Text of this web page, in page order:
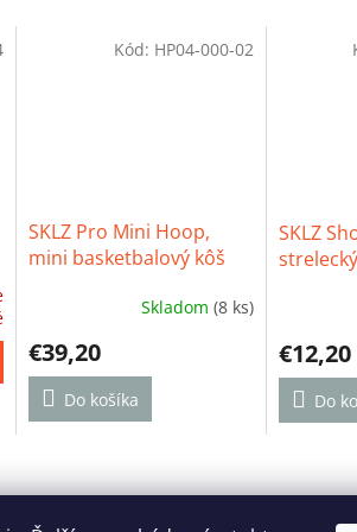
SKLZ Pro Mini Hoop,
mini basketbalový kôš
produktu
je
5,0
z
Skladom (8 ks)
€39,20
Do košíka
Kód: HP04-000-02
SKLZ
produktu
je
4,8
z
€12,20
Do
Ochrana osobných údajov